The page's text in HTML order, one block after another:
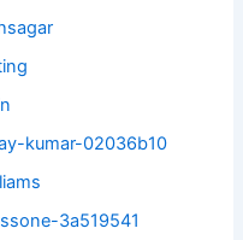
kumar-02036b10
3a519541